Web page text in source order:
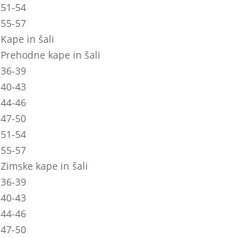
51-54
55-57
Kape in šali
Prehodne kape in šali
36-39
40-43
44-46
47-50
51-54
55-57
Zimske kape in šali
36-39
40-43
44-46
47-50